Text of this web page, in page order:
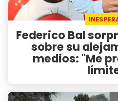
Federico Bal
sobre su
medios: "Me